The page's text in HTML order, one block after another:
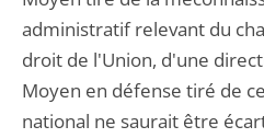
administratif relevant du
droit de l'Union, d'une
Moyen en défense tiré de
national ne saurait être